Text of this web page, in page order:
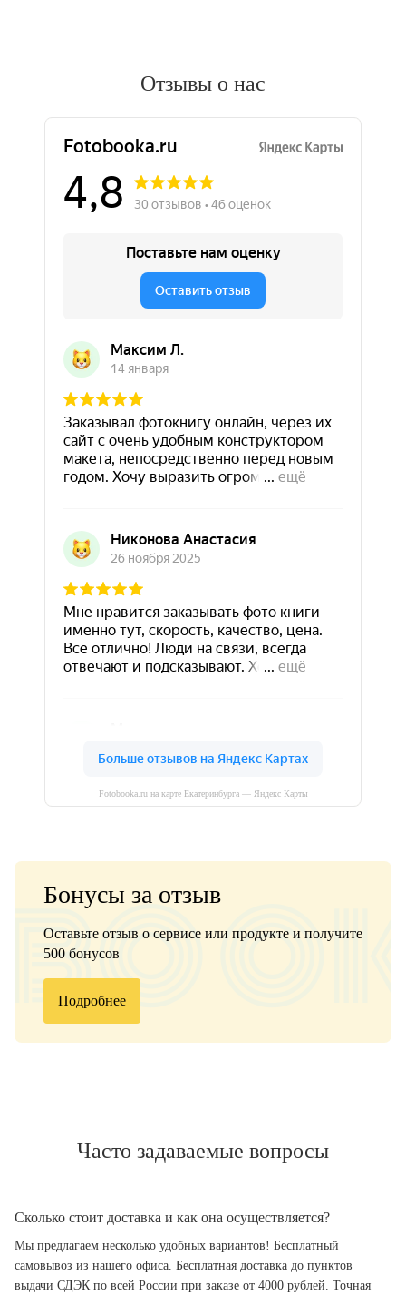
Отзывы о нас
Fotobooka.ru на карте Екатеринбурга — Яндекс Карты
Бонусы за отзыв
Оставьте отзыв о сервисе или продукте и получите
500 бонусов
Подробнее
Часто задаваемые вопросы
Сколько стоит доставка и как она осуществляется?
Мы предлагаем несколько удобных вариантов! Бесплатный
самовывоз из нашего офиса. Бесплатная доставка до пунктов
выдачи СДЭК по всей России при заказе от 4000 рублей. Точная